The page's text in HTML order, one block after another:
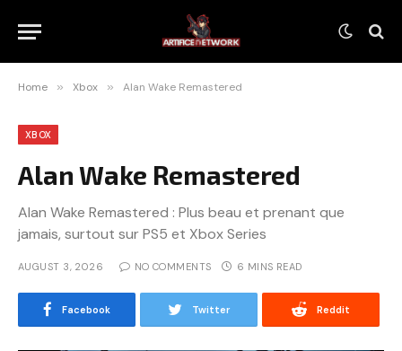
Home » Xbox » Alan Wake Remastered
XBOX
Alan Wake Remastered
Alan Wake Remastered : Plus beau et prenant que
jamais, surtout sur PS5 et Xbox Series
AUGUST 3, 2026 NO COMMENTS 6 MINS READ
Facebook Twitter Reddit